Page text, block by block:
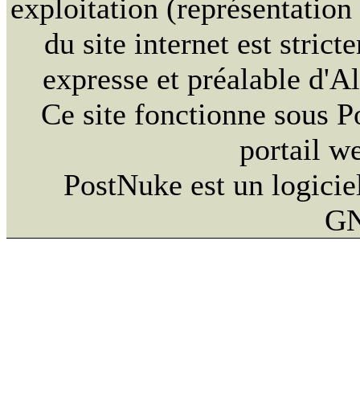
exploitation
du site internet est
expresse et préalable
Ce site fonctionne sous
portail
PostNuke est un